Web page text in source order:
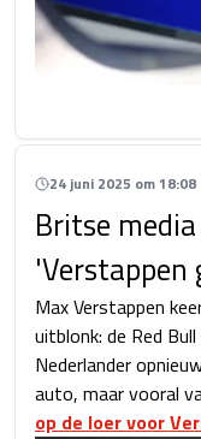
24 juni 2025 om 18:08
Britse
Max Verstappen
uitblonk: de Red
Nederlander
auto, maar vooral
op de loer voor